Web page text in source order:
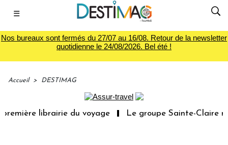
☰
Nos bureaux sont fermés du 27/07 au 16/08. Retour de la newsletter
quotidienne le 24/08/2026. Bel été !
Accueil > DESTIMAG
librairie du voyage Le groupe Sainte-Claire